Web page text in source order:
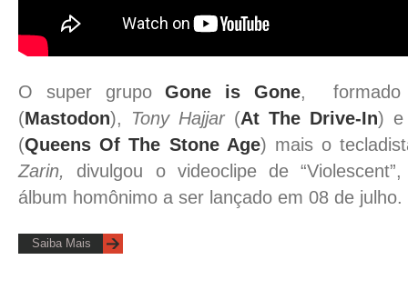
O super grupoGone is Gone,
(Mastodon), Tony Hajjar(At The Drive-In)
(Queens Of The Stone Age) mais o
Zarin, divulgou o videoclipe de
álbum homônimo a ser lançado em 08 de julho.
Saiba Mais